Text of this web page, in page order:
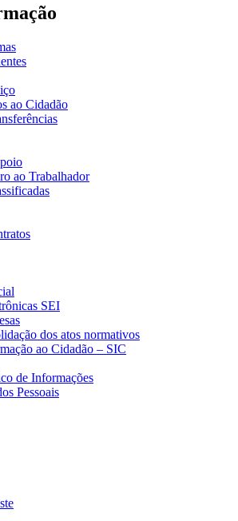
ao Cidadão
ao Trabalhador
SEI
dos atos normativos
ao Cidadão – SIC
de Informações
Pessoais